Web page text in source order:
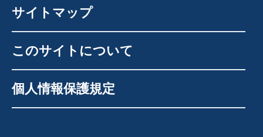
サイトマップ
このサイトについて
個人情報保護規定